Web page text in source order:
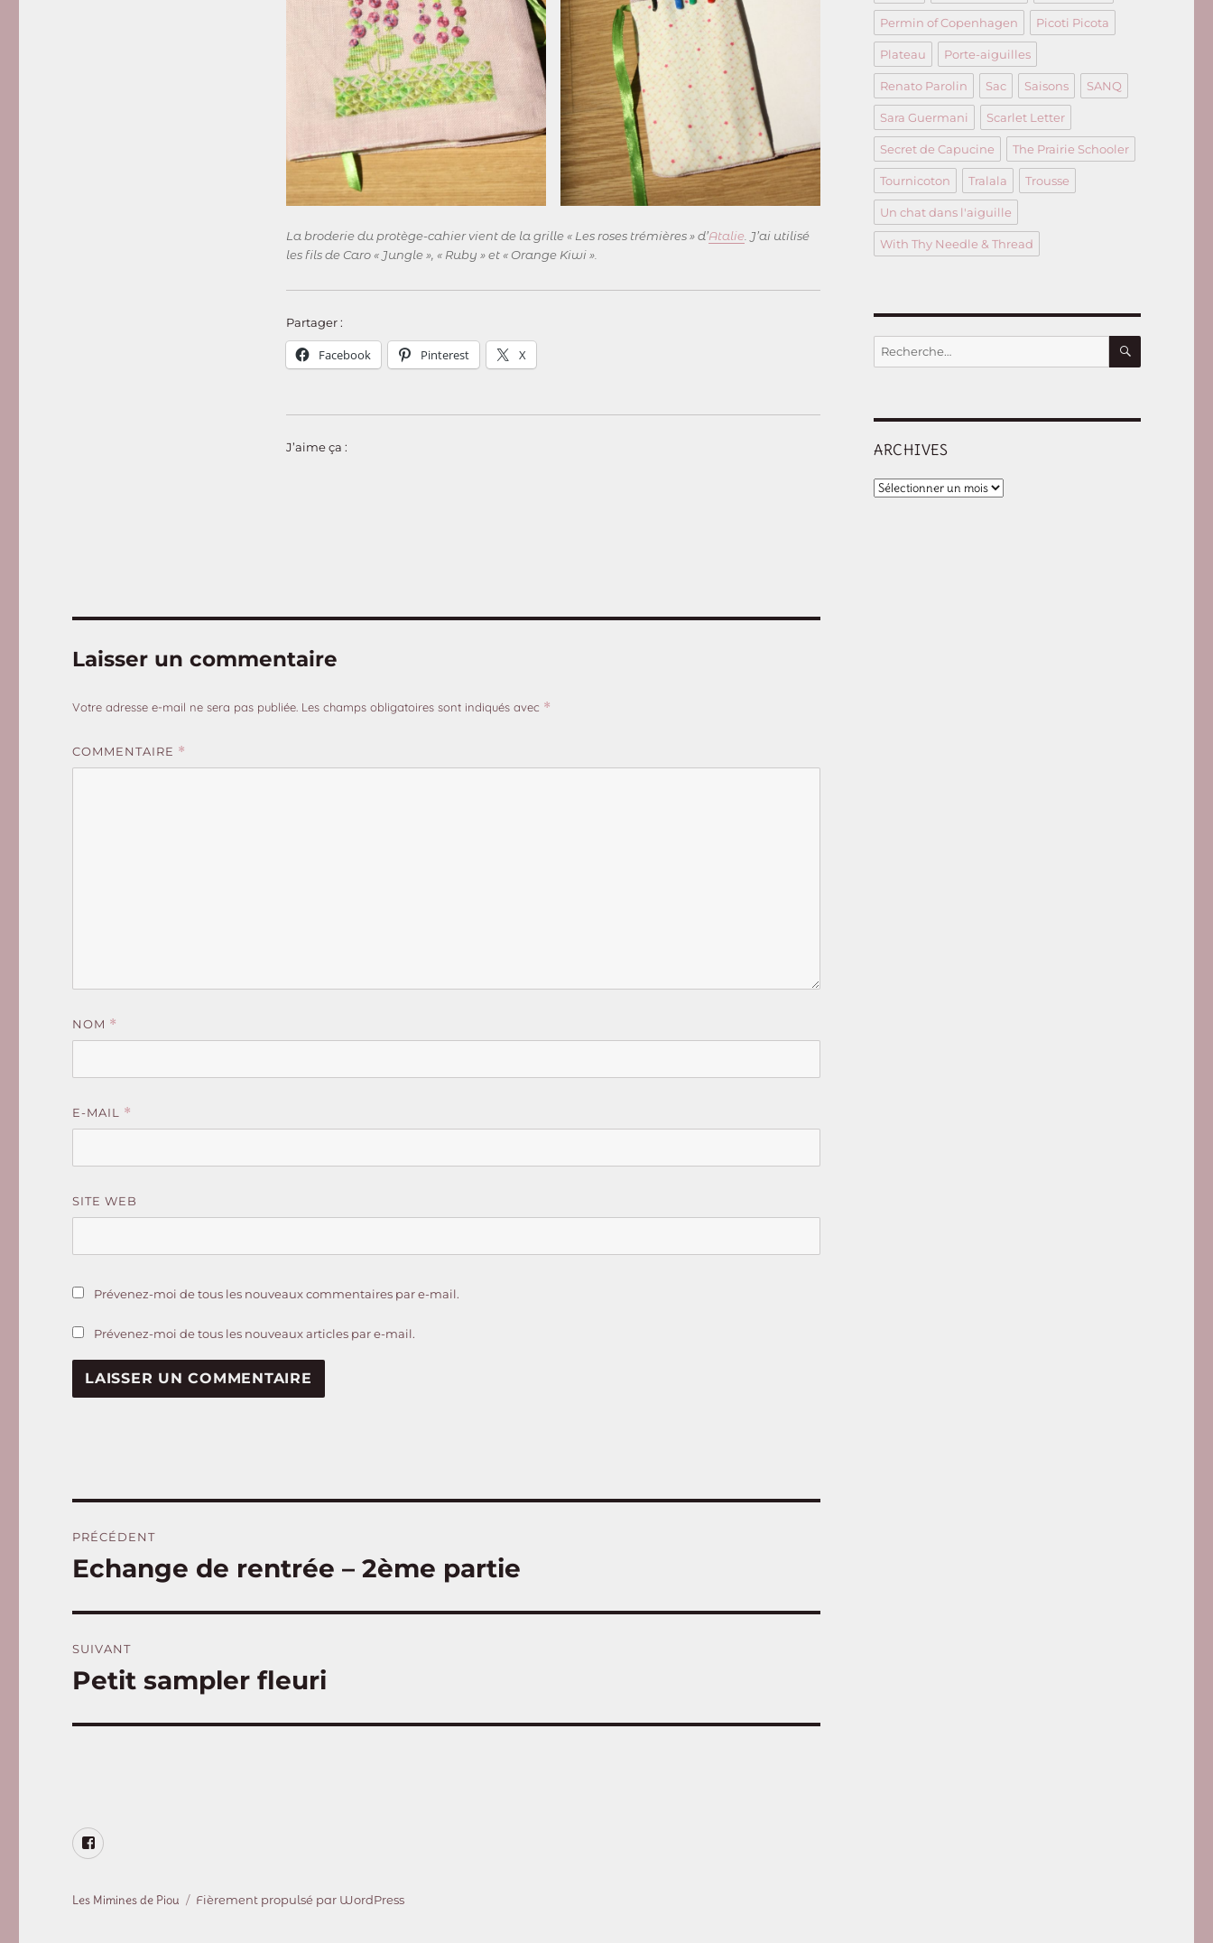
La broderie du protège-cahier vient de la grille « Les roses trémières » d’Atalie . J’ai utilisé
les fils de Caro « Jungle », « Ruby » et « Orange Kiwi ».
Partager :
Facebook Pinterest X
J’aime ça :
Laisser un commentaire
Votre adresse e-mail ne sera pas publiée. Les champs obligatoires sont indiqués avec *
COMMENTAIRE *
NOM *
E-MAIL *
SITE WEB
Prévenez-moi de tous les nouveaux commentaires par e-mail.
Prévenez-moi de tous les nouveaux articles par e-mail.
de
PRÉCÉDENT
Publication
Echange de rentrée – 2ème partie
SUIVANT
Publication
Petit sampler fleuri
Permin of Copenhagen Picoti Picota
Plateau Porte-aiguilles
Renato Parolin Sac Saisons SANQ
Sara Guermani Scarlet Letter
Secret de Capucine The Prairie Schooler
Tournicoton Tralala Trousse
Un chat dans l'aiguille
With Thy Needle & Thread
Recherche
RECHERCHE
ARCHIVES
Archives
Page
Les Mimines de Piou Fièrement propulsé par WordPress